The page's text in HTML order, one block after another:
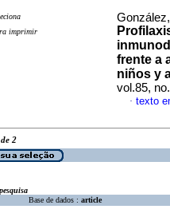
imprimir
frente a
niños y
vol.85,
· texto
2
Base de dados : article